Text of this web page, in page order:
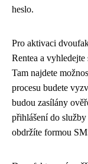
heslo.
Pro aktivaci
Rentea a
Tam najdete
procesu budete
budou zasílány
přihlášení do
obdržíte formou